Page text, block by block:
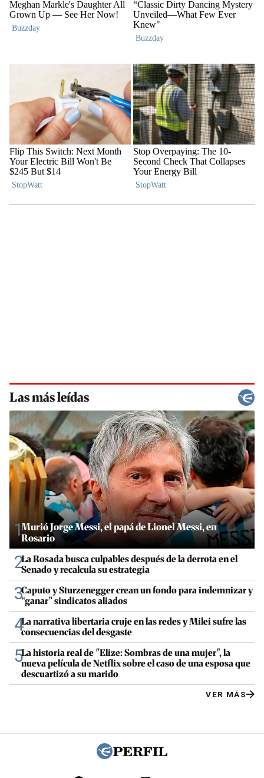
Las más leídas
1Murió Jorge Messi, el papá de Lionel Messi, en
Rosario
2La Rosada busca culpables después de la derrota en el
Senado y recalcula su estrategia
3Caputo y Sturzenegger crean un fondo para indemnizar y
“ganar” sindicatos aliados
4La narrativa libertaria cruje en las redes y Milei sufre las
consecuencias del desgaste
5La historia real de "Elize: Sombras de una mujer", la
nueva película de Netflix sobre el caso de una esposa que
descuartizó a su marido
VER MÁS